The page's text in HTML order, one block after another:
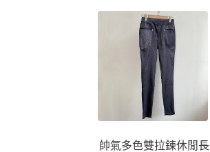
帥氣多色雙拉鍊休閒長